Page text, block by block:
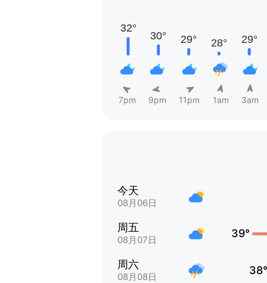
7pm 9pm 11pm 1am 3am
今天
08月06日
周五
08月07日
39°
周六
08月08日
38°